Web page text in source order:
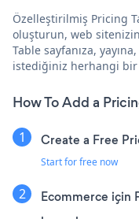
Özelleştirilmiş Pricing
oluşturun, web
Table sayfanıza,
istediğiniz herhangi bir
How To Add a
Create a Free
Start for free now
Ecommerce için